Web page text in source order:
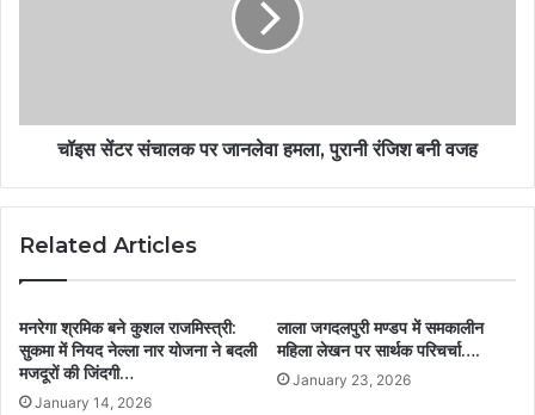
चॉइस सेंटर संचालक पर जानलेवा हमला, पुरानी रंजिश बनी वजह
Related Articles
मनरेगा श्रमिक बने कुशल राजमिस्त्री:
सुकमा में नियद नेल्ला नार योजना ने बदली
मजदूरों की जिंदगी…
January 14, 2026
लाला जगदलपुरी मण्डप में समकालीन
महिला लेखन पर सार्थक परिचर्चा….
January 23, 2026